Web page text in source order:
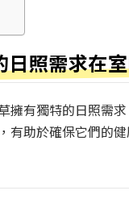
日照需求在
擁有獨特的日照需
助於確保它們的